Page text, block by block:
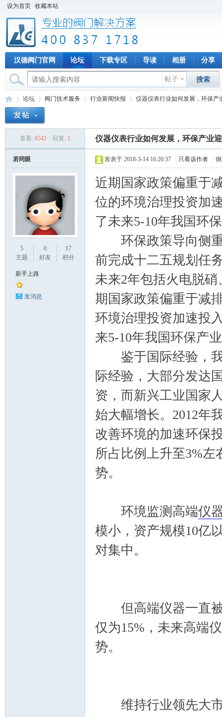
设为首页 收藏本站
汉德阀门官网 论坛 下载专区 导读 相册 分享
帖子 搜索
论坛
›
阀门技术服务 行业新闻快报
›
仪器仪表行业如何发展，环保产
查看: 8542 回复: 1 仪器仪表行业如何发展，环保产业
若同眼
5
主题
0
好友
17
积分
新手上路
发消息
发表于 2018-3-14 16:20:37 只看该作者
近期国家政策偏重于
位的环境治理投资加
了未来5-10年我国环
环保政策导向侧重
前完成十二五规划任
未来2年包括火电脱
期国家政策偏重于减
环境治理投资加速投
来5-10年我国环保产
鉴于国际经验，我
际经验，大部分发达
资，而新兴工业国家
始大幅增长。2012年
改善环境的加速环保
所占比例上升至3%
势。
环境监测高端仪
模小，资产规模10亿
对集中。
但高端仪器一直被
仅为15%，未来高端
势。
维持行业领先大市-